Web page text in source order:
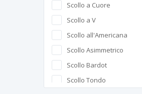
Tyche
Inserzioni di Pannelli Semi-
Trasparenti
Modello Jacquard
Pieghe
Ricamo con Perline
Stampa Glitterata
Scollo a Cuore
Scollo a V
Scollo all'Americana
Scollo Asimmetrico
Scollo Bardot
Scollo Tondo